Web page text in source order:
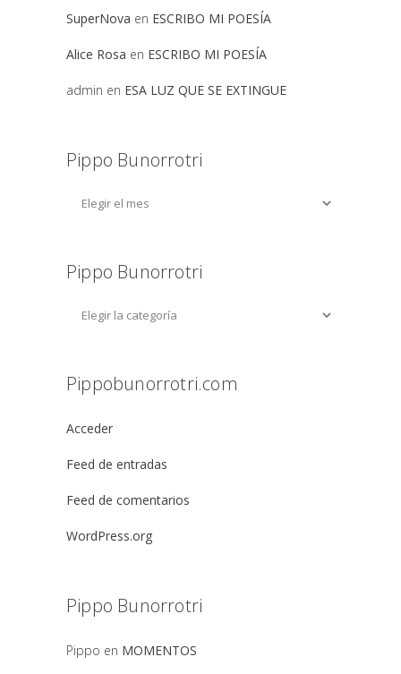
SuperNova en ESCRIBO MI POESÍA
Alice Rosa en ESCRIBO MI POESÍA
admin en ESA LUZ QUE SE EXTINGUE
Pippo Bunorrotri
Pippo Bunorrotri
Pippobunorrotri.com
Acceder
Feed de entradas
Feed de comentarios
WordPress.org
Pippo Bunorrotri
Pippo en MOMENTOS